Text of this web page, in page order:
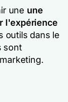
une une
l'expérience
outils dans le
sont